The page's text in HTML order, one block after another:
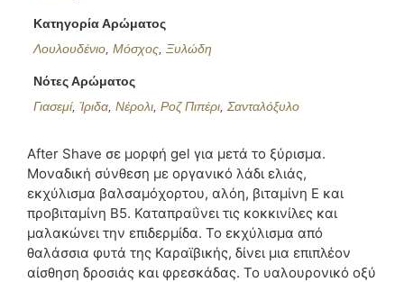
Κατηγορία Αρώματος
Λουλουδένιο,Μόσχος,Ξυλώδη
Νότες Αρώματος
Γιασεμί,Ίριδα ,Νέρολι ,Ροζ Πιπέρι ,Σανταλόξυλο
After Shave σε μορφή gel για μετά το ξύρισμα.
Μοναδική σύνθεση με οργανικό λάδι ελιάς,
εκχύλισμα βαλσαμόχορτου, αλόη, βιταμίνη Ε και
προβιταμίνη Β5. Καταπραΰνει τις κοκκινίλες και
μαλακώνει την επιδερμίδα. Το εκχύλισμα από
θαλάσσια φυτά της Καραϊβικής, δίνει μια επιπλέον
αίσθηση δροσιάς και φρεσκάδας. Το υαλουρονικό οξύ